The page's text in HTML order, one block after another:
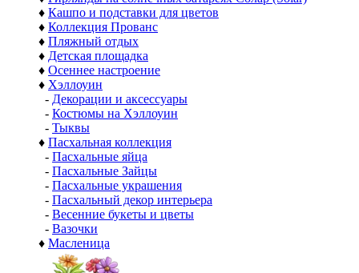
♦ Кашпо и подставки для цветов
♦ Коллекция Прованс
♦ Пляжный отдых
♦ Детская площадка
♦ Осеннее настроение
♦ Хэллоуин
- Декорации и аксессуары
- Костюмы на Хэллоуин
- Тыквы
♦ Пасхальная коллекция
- Пасхальные яйца
- Пасхальные Зайцы
- Пасхальные украшения
- Пасхальный декор интерьера
- Весенние букеты и цветы
- Вазочки
♦ Масленица